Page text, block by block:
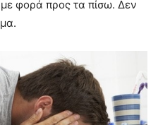
φορά προς τα πίσω. Δεν